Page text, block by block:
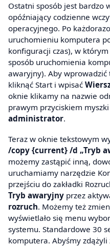
Ostatni sposób jest bardzo
opóźniający codzienne
operacyjnego. Po
uruchomieniu komputera
konfiguracji czas), w
sposób uruchomienia
awaryjny). Aby
kliknąć Start i wpisać
oknie klikamy na nazwie
prawym przyciskiem
administrator.
Teraz w oknie tekstowym
/copy {current} /d „Tryb
możemy zastąpić inną,
uruchamiamy narzędzie
przejściu do zakładki
Tryb awaryjny przez
rozruch. Możemy też
wyświetlało się menu
systemu. Standardowe 30
komputera. Abyśmy